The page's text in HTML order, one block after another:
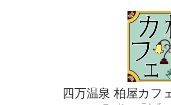
四万温泉 柏屋カフ